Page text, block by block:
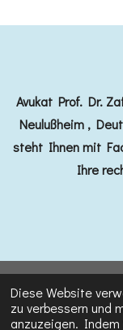
Diese Website
zu verbessern und
anzuzeigen. Indem
Avukat Prof. Dr.
Neulußheim ,
steht Ihnen mit
Ihre
© 2025 - 2026
Mit Unterstützung von